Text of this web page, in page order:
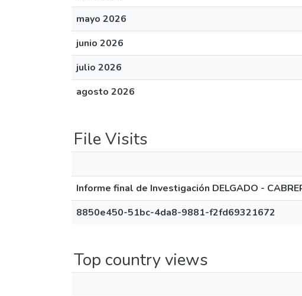
mayo 2026
junio 2026
julio 2026
agosto 2026
File Visits
Informe final de Investigación DELGADO -
8850e450-51bc-4da8-9881-f2fd69321672
Top country views